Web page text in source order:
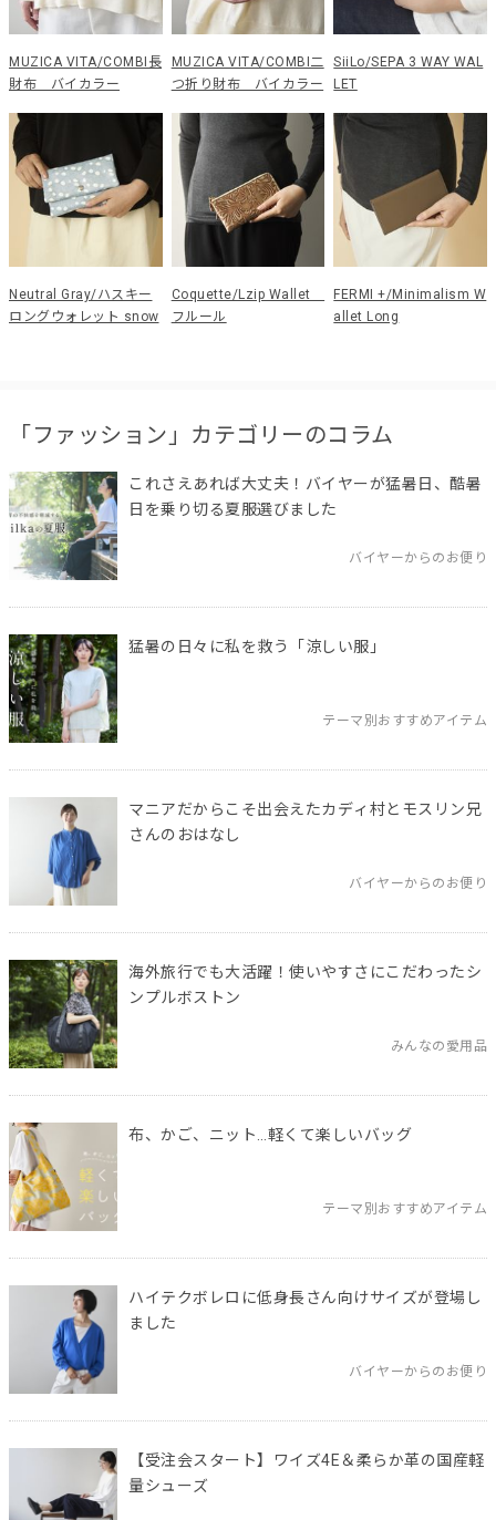
MUZICA VITA/COMBI長
財布 バイカラー
MUZICA VITA/COMBI二
つ折り財布 バイカラー
SiiLo/SEPA 3 WAY WAL
LET
Neutral Gray/ハスキー
ロングウォレット snow
Coquette/Lzip Wallet
フルール
FERMI +/Minimalism W
allet Long
「ファッション」カテゴリーのコラム
これさえあれば大丈夫！バイヤーが猛暑日、酷暑
日を乗り切る夏服選びました
バイヤーからのお便り
猛暑の日々に私を救う「涼しい服」
テーマ別おすすめアイテム
マニアだからこそ出会えたカディ村とモスリン兄
さんのおはなし
バイヤーからのお便り
海外旅行でも大活躍！使いやすさにこだわったシ
ンプルボストン
みんなの愛用品
布、かご、ニット…軽くて楽しいバッグ
テーマ別おすすめアイテム
ハイテクボレロに低身長さん向けサイズが登場し
ました
バイヤーからのお便り
【受注会スタート】ワイズ4E＆柔らか革の国産軽
量シューズ